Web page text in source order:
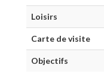
Loisirs
Carte de visite
Objectifs